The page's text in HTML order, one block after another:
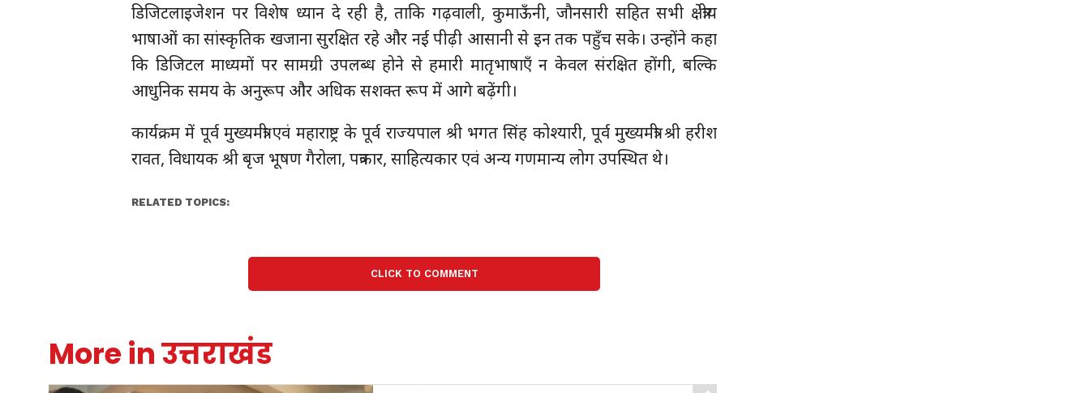
डिजिटलाइजेशन पर विशेष ध्यान दे रही है, ताकि गढ़वाली, कुमाऊँनी, जौनसारी सहित सभी क्षेत्रीय
भाषाओं का सांस्कृतिक खजाना सुरक्षित रहे और नई पीढ़ी आसानी से इन तक पहुँच सके। उन्होंने कहा
कि डिजिटल माध्यमों पर सामग्री उपलब्ध होने से हमारी मातृभाषाएँ न केवल संरक्षित होंगी, बल्कि
आधुनिक समय के अनुरूप और अधिक सशक्त रूप में आगे बढ़ेंगी।
कार्यक्रम में पूर्व मुख्यमंत्री एवं महाराष्ट्र के पूर्व राज्यपाल श्री भगत सिंह कोश्यारी, पूर्व मुख्यमंत्री श्री हरीश
रावत, विधायक श्री बृज भूषण गैरोला, पत्रकार, साहित्यकार एवं अन्य गणमान्य लोग उपस्थित थे।
RELATED TOPICS:
CLICK TO COMMENT
More in उत्तराखंड